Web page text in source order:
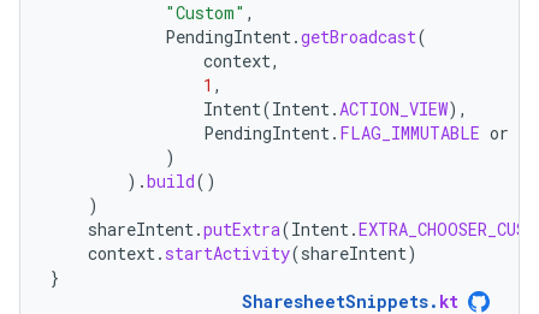
"Custom" ,
PendingIntent .getBroadcast(
context,
1 ,
Intent(Intent . ACTION_VIEW),
PendingIntent . FLAG_IMMUTABLE or
)
).build()
)
shareIntent .putExtra(Intent .
context . startActivity(shareIntent)
}
SharesheetSnippets. kt